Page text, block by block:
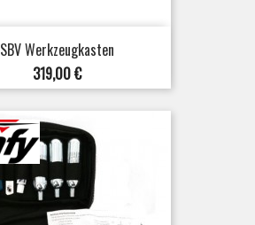
SBV Werkzeugkasten
Preis
319,00 €